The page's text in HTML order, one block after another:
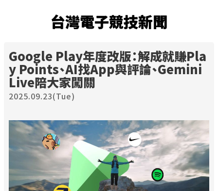
台灣電子競技新聞
Google Play年度改版：解成就賺Pla
y Points、AI找App與評論、Gemini
Live陪大家闖關
2025.09.23(Tue)